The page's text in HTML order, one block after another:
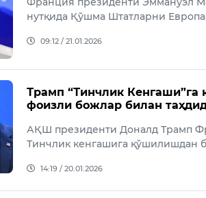
нутқида Қўшма Штатларни
09:12 / 21.01.2026
Трамп “Тинчлик
фоизли божлар билан
АҚШ президенти Доналд Трамп
Тинчлик кенгашига қўшилишдан
14:19 / 20.01.2026